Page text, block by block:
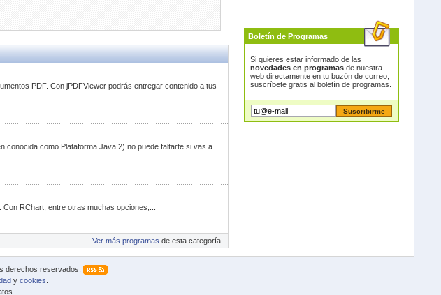
PDF. Con jPDFViewer podrás entregar contenido a tus
conocida como Plataforma Java 2) no puede faltarte si vas a
RChart, entre otras muchas opciones,...
Ver más programas de esta categoría
Boletín de Programas
Si quieres estar informado de las
novedades en programasde nuestra
web directamente en tu buzón de correo,
suscríbete gratis al boletín de programas.
derechos reservados.
y cookies